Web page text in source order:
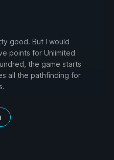
good. But I would
points for Unlimited
the game starts
all the pathfinding for